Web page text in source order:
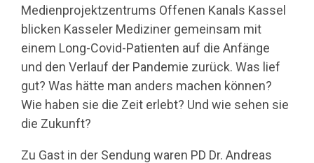
Medienprojektzentrums Offenen Kanals Kassel
blicken Kasseler Mediziner gemeinsam mit
einem Long-Covid-Patienten auf die Anfänge
und den Verlauf der Pandemie zurück. Was lief
gut? Was hätte man anders machen können?
Wie haben sie die Zeit erlebt? Und wie sehen sie
die Zukunft?
Zu Gast in der Sendung waren PD Dr. Andreas